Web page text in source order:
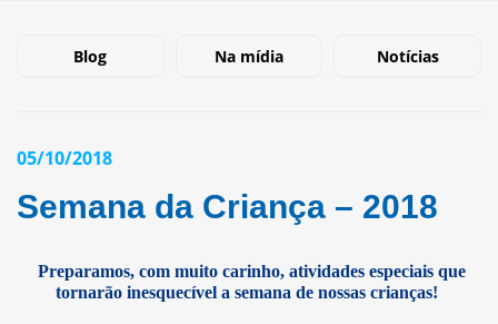
Blog Na mídia Notícias
05/10/2018
Semana da Criança – 2018
Preparamos, com muito carinho, atividades especiais que
tornarão inesquecível a semana de nossas crianças!